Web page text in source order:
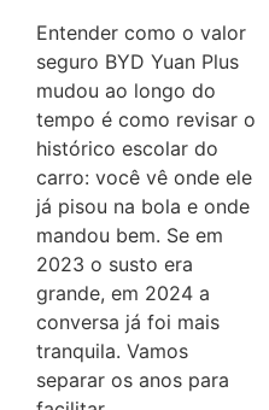
Entender como o valor
seguro BYD Yuan Plus
mudou ao longo do
tempo é como revisar o
histórico escolar do
carro: você vê onde ele
já pisou na bola e onde
mandou bem. Se em
2023 o susto era
grande, em 2024 a
conversa já foi mais
tranquila. Vamos
separar os anos para